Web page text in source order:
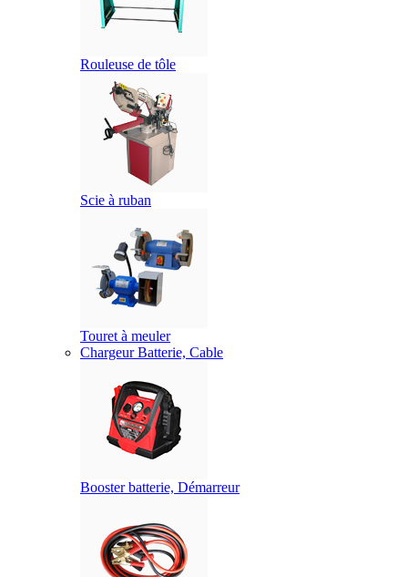
Rouleuse de tôle
Scie à ruban
Touret à meuler
Chargeur Batterie, Cable
Booster batterie, Démarreur